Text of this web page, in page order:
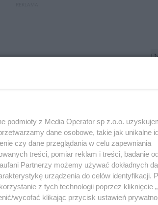
powód do dumy. Zazwyczaj
- Mateusz Kokot.
Swoje dzieła zgłaszać
temat przewodni brzmiał:
uczniów!
podmioty z Media Operator sp z.o.o.
dane osobowe, takie jak unikalne
czy dane przeglądania w celu zapewniania
treści, pomiar reklam i treści, badanie
Partnerzy możemy używać dokładnych
urządzenia do celów identyfikacji.
z tych technologii poprzez kliknięcie
wycofać klikając przycisk ustawień